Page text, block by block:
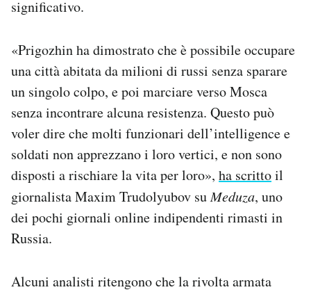
significativo.
«Prigozhin ha dimostrato che è possibile occupare
una città abitata da milioni di russi senza sparare
un singolo colpo, e poi marciare verso Mosca
senza incontrare alcuna resistenza. Questo può
voler dire che molti funzionari dell’intelligence e
soldati non apprezzano i loro vertici, e non sono
disposti a rischiare la vita per loro», ha scrittoil
giornalista Maxim Trudolyubov suMeduza, uno
dei pochi giornali online indipendenti rimasti in
Russia.
Alcuni analisti ritengono che la rivolta armata